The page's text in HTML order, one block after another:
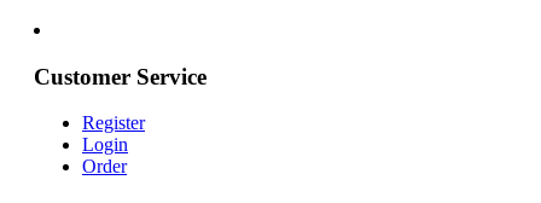
Customer Service
Register
Login
Order